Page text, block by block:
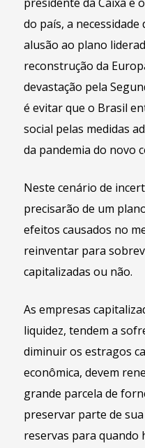
presidente da Caixa e
do país, a necessidade
alusão ao plano
reconstrução da
devastação pela
é evitar que o Brasil
social pelas medidas
da pandemia do novo
Neste cenário de
precisarão de um
efeitos causados no
reinventar para
capitalizadas ou não.
As empresas
liquidez, tendem a
diminuir os estragos
econômica, devem
grande parcela de
preservar parte de
reservas para quando